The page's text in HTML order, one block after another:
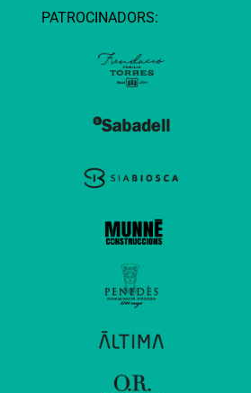
PATROCINADORS: